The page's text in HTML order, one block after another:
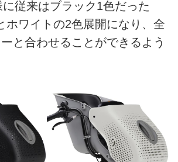
従来はブラック1色だった
ホワイトの2色展開になり、全
と合わせることができるよう